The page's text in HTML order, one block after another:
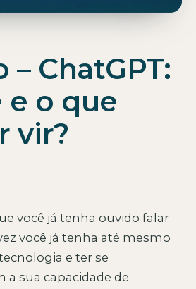
– ChatGPT:
e o que
vir?
você já tenha ouvido falar
você já tenha até mesmo
e ter se
a sua capacidade de